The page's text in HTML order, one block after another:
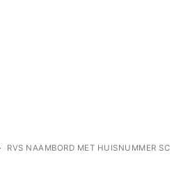
RVS NAAMBORD MET HUISNUMMER SC